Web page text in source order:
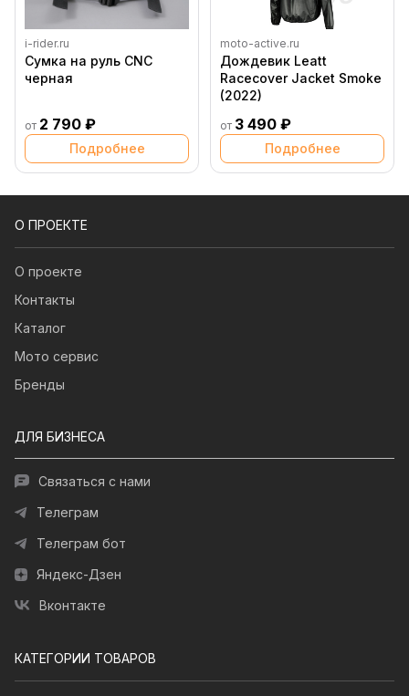
i-rider.ru
Сумка на руль CNC
черная
от 2 790 ₽
Подробнее
moto-active.ru
Дождевик Leatt
Racecover Jacket Smoke
(2022)
от 3 490 ₽
Подробнее
О ПРОЕКТЕ
О проекте
Контакты
Каталог
Мото сервис
Бренды
ДЛЯ БИЗНЕСА
Связаться с нами
Телеграм
Телеграм бот
Яндекс-Дзен
Вконтакте
КАТЕГОРИИ ТОВАРОВ